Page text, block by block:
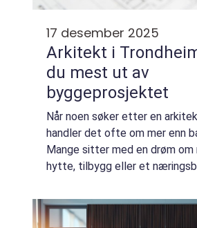
17 desember 2025
Arkitekt i
du mest ut av
byggeprosjektet
Når noen søker etter en
handler det ofte om mer enn
Mange sitter med en drøm om
hytte, tilbygg eller et